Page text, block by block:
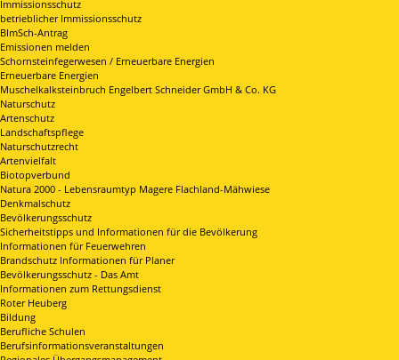
Immissionsschutz
betrieblicher Immissionsschutz
BImSch-Antrag
Emissionen melden
Schornsteinfegerwesen / Erneuerbare Energien
Erneuerbare Energien
Muschelkalksteinbruch Engelbert Schneider GmbH & Co. KG
Naturschutz
Artenschutz
Landschaftspflege
Naturschutzrecht
Artenvielfalt
Biotopverbund
Natura 2000 - Lebensraumtyp Magere Flachland-Mähwiese
Denkmalschutz
Bevölkerungsschutz
Sicherheitstipps und Informationen für die Bevölkerung
Informationen für Feuerwehren
Brandschutz Informationen für Planer
Bevölkerungsschutz - Das Amt
Informationen zum Rettungsdienst
Roter Heuberg
Bildung
Berufliche Schulen
Berufsinformationsveranstaltungen